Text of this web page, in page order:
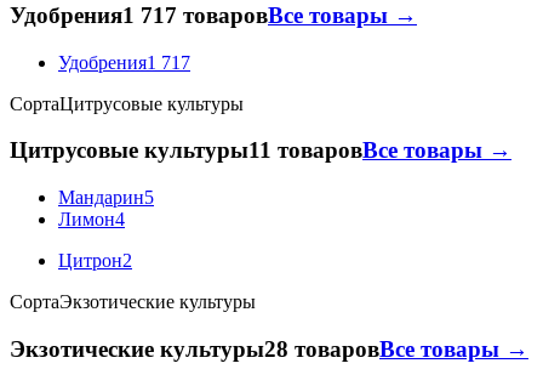
Удобрения1 717 товаровВсе товары →
Удобрения1 717
СортаЦитрусовые культуры
Цитрусовые культуры11 товаровВсе товары →
Мандарин5
Лимон4
Цитрон2
СортаЭкзотические культуры
Экзотические культуры28 товаровВсе товары →